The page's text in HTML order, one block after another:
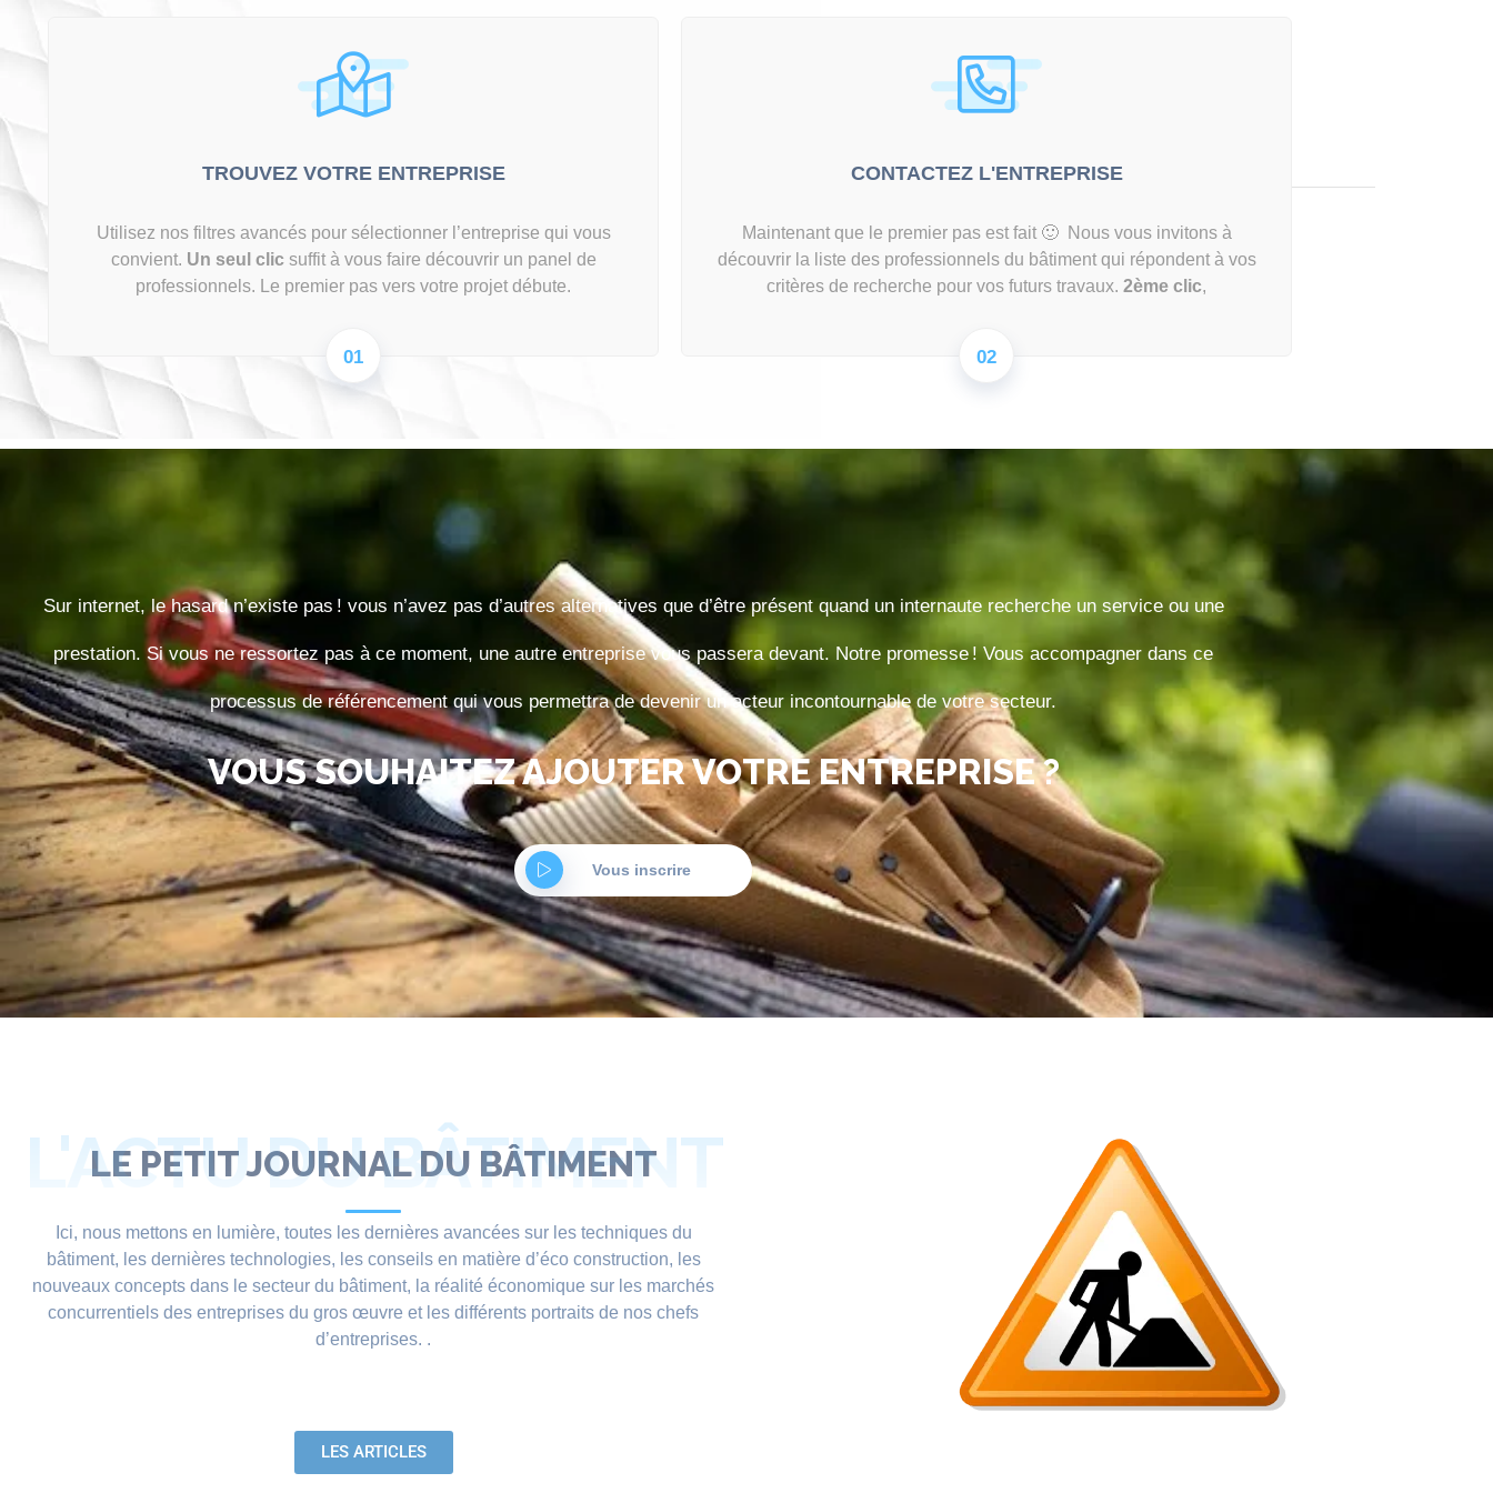
01
TROUVEZ VOTRE ENTREPRISE
Utilisez nos filtres avancés pour sélectionner l’entreprise qui vous
convient. Un seul clic suffit à vous faire découvrir un panel de
professionnels. Le premier pas vers votre projet débute.
02
CONTACTEZ L'ENTREPRISE
Maintenant que le premier pas est fait 🙂 Nous vous invitons à
découvrir la liste des professionnels du bâtiment qui répondent à vos
critères de recherche pour vos futurs travaux. 2ème clic,
Sur internet, le hasard n’existe pas ! vous n’avez pas d’autres alternatives que d’être présent quand un internaute recherche un service ou une
prestation. Si vous ne ressortez pas à ce moment, une autre entreprise vous passera devant. Notre promesse ! Vous accompagner dans ce
processus de référencement qui vous permettra de devenir un acteur incontournable de votre secteur.
VOUS SOUHAITEZ AJOUTER VOTRE ENTREPRISE ?
Vous inscrire
LE PETIT JOURNAL DU BÂTIMENT
L'ACTU DU BÂTIMENT
Ici, nous mettons en lumière, toutes les dernières avancées sur les techniques du
bâtiment, les dernières technologies, les conseils en matière d’éco construction, les
nouveaux concepts dans le secteur du bâtiment, la réalité économique sur les marchés
concurrentiels des entreprises du gros œuvre et les différents portraits de nos chefs
d’entreprises. .
LES ARTICLES